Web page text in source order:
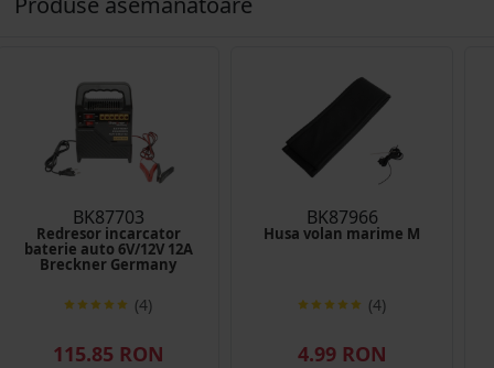
BK87703
Redresor incarcator
baterie auto 6V/12V 12A
Breckner Germany
(4)
115.85 RON
BK87966
Husa volan marime M
(4)
4.99 RON